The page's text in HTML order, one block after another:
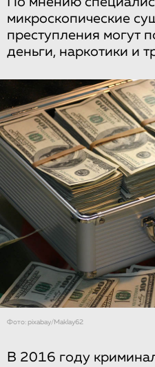
микроскопические
преступления могут
деньги, наркотики и
Фото: pixabay/Maklay62
В 2016 году